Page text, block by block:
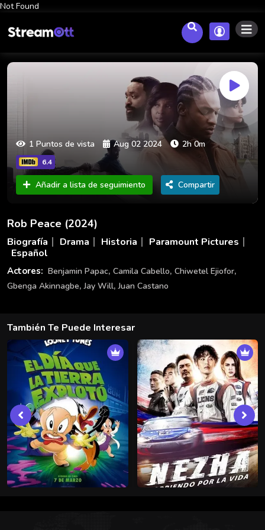
Not Found
1 Puntos de vista Aug 02 2024 2h 0m
6.4
Añadir a lista de seguimiento Compartir
Rob Peace (2024)
Biografía Drama Historia
Paramount Pictures
Español
Actores: Benjamin Papac, Camila Cabello, Chiwetel Ejiofor,
Gbenga Akinnagbe,Jay Will,Juan Castano
También Te Puede Interesar